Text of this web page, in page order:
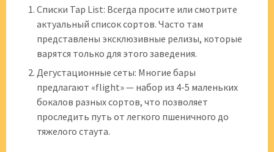
Списки Tap List: Всегда просите или смотрите
актуальный список сортов. Часто там
представлены эксклюзивные релизы, которые
варятся только для этого заведения.
Дегустационные сеты: Многие бары
предлагают «flight» — набор из 4-5 маленьких
бокалов разных сортов, что позволяет
проследить путь от легкого пшеничного до
тяжелого стаута.